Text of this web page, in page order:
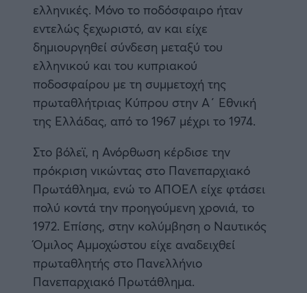
ελληνικές. Μόνο το ποδόσφαιρο ήταν
εντελώς ξεχωριστό, αν και είχε
δημιουργηθεί σύνδεση μεταξύ του
ελληνικού και του κυπριακού
ποδοσφαίρου με τη συμμετοχή της
πρωταθλήτριας Κύπρου στην Α΄ Εθνική
της Ελλάδας, από το 1967 μέχρι το 1974.
Στο βόλεϊ, η Ανόρθωση κέρδισε την
πρόκριση νικώντας στο Πανεπαρχιακό
Πρωτάθλημα, ενώ το ΑΠΟΕΛ είχε φτάσει
πολύ κοντά την προηγούμενη χρονιά, το
1972. Επίσης, στην κολύμβηση ο Ναυτικός
Όμιλος Αμμοχώστου είχε αναδειχθεί
πρωταθλητής στο Πανελλήνιο
Πανεπαρχιακό Πρωτάθλημα.